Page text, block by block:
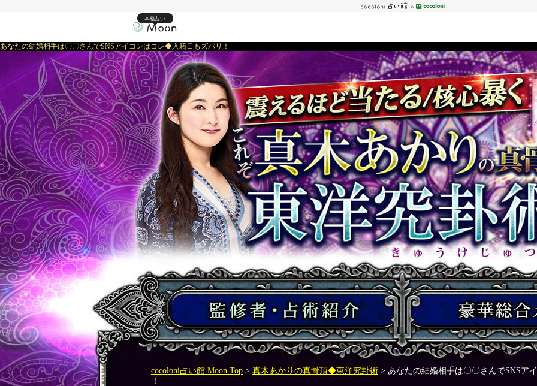
本格占い
あなたの結婚相手は〇〇さんでSNSアイコンはコレ◆入籍日もズバリ！
cocoloni占い館 Moon Top > 真木あかりの真骨頂◆東洋究卦術 > あなたの結婚相手は〇〇さんでSNSア
！